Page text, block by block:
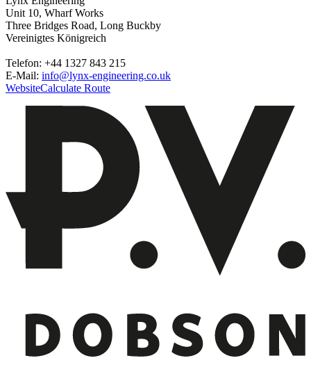
Unit 10, Wharf Works
Three Bridges Road, Long Buckby
Vereinigtes Königreich
Telefon: +44 1327 843 215
E-Mail: info@lynx-engineering.co.uk
WebsiteCalculate Route